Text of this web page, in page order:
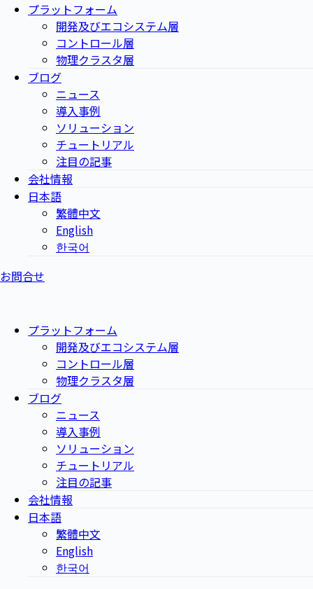
プラットフォーム
開発及びエコシステム層
コントロール層
物理クラスタ層
ブログ
ニュース
導入事例
ソリューション
チュートリアル
注目の記事
会社情報
日本語
繁體中文
English
한국어
お問合せ
プラットフォーム
開発及びエコシステム層
コントロール層
物理クラスタ層
ブログ
ニュース
導入事例
ソリューション
チュートリアル
注目の記事
会社情報
日本語
繁體中文
English
한국어